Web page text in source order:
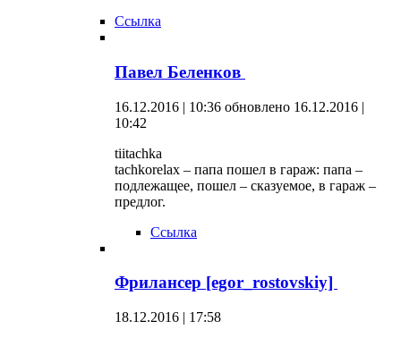
Ссылка
Павел Беленков
16.12.2016 | 10:36 обновлено 16.12.2016 |
10:42
tiitachka
tachkorelax – папа пошел в гараж: папа –
подлежащее, пошел – сказуемое, в гараж –
предлог.
Ссылка
Фрилансер [egor_rostovskiy]
18.12.2016 | 17:58